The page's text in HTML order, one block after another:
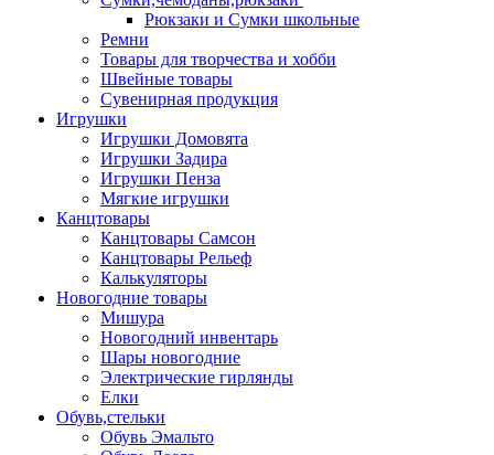
Рюкзаки и Сумки школьные
Ремни
Товары для творчества и хобби
Швейные товары
Сувенирная продукция
Игрушки
Игрушки Домовята
Игрушки Задира
Игрушки Пенза
Мягкие игрушки
Канцтовары
Канцтовары Самсон
Канцтовары Рельеф
Калькуляторы
Новогодние товары
Мишура
Новогодний инвентарь
Шары новогодние
Электрические гирлянды
Елки
Обувь,стельки
Обувь Эмальто